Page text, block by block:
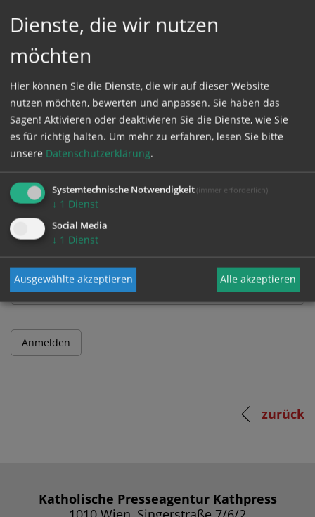
loggen Sie sich ein, oder bestellen Sie das
Produkt
Kathpress_online
GESCHÜTZTER BEREICH
Bitte melden Sie sich mit Ihrem Benutzernamen
und Passwort an.
Benutzername
Passwort
zurück
Katholische Presseagentur Kathpress
Dienste, die wir nutzen
möchten
Hier können Sie die Dienste, die wir auf dieser Website
nutzen möchten, bewerten und anpassen. Sie haben das
Sagen! Aktivieren oder deaktivieren Sie die Dienste, wie Sie
es für richtig halten. Um mehr zu erfahren, lesen Sie bitte
unsere Datenschutzerklärung.
Systemtechnische Notwendigkeit (immer erforderlich)
↓ 1 Dienst
Social Media
↓ 1 Dienst
Ausgewählte akzeptieren Alle akzeptieren